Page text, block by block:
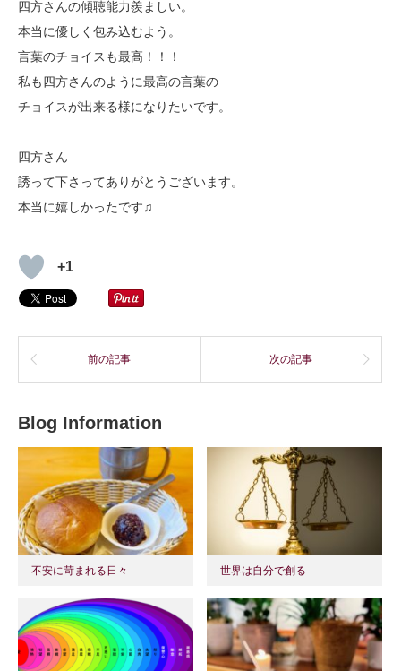
四方さんの傾聴能力羨ましい。
本当に優しく包み込むよう。
言葉のチョイスも最高！！！
私も四方さんのように最高の言葉の
チョイスが出来る様になりたいです。
四方さん
誘って下さってありがとうございます。
本当に嬉しかったです♫
+1
前の記事 次の記事
Blog Information
不安に苛まれる日々 世界は自分で創る